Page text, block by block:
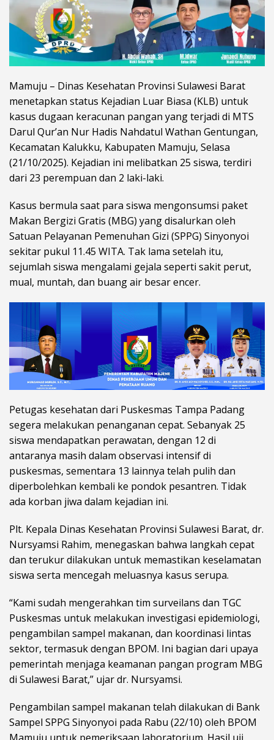
Mamuju – Dinas Kesehatan Provinsi Sulawesi Barat
menetapkan status Kejadian Luar Biasa (KLB) untuk
kasus dugaan keracunan pangan yang terjadi di MTS
Darul Qur’an Nur Hadis Nahdatul Wathan Gentungan,
Kecamatan Kalukku, Kabupaten Mamuju, Selasa
(21/10/2025). Kejadian ini melibatkan 25 siswa, terdiri
dari 23 perempuan dan 2 laki-laki.
Kasus bermula saat para siswa mengonsumsi paket
Makan Bergizi Gratis (MBG) yang disalurkan oleh
Satuan Pelayanan Pemenuhan Gizi (SPPG) Sinyonyoi
sekitar pukul 11.45 WITA. Tak lama setelah itu,
sejumlah siswa mengalami gejala seperti sakit perut,
mual, muntah, dan buang air besar encer.
Petugas kesehatan dari Puskesmas Tampa Padang
segera melakukan penanganan cepat. Sebanyak 25
siswa mendapatkan perawatan, dengan 12 di
antaranya masih dalam observasi intensif di
puskesmas, sementara 13 lainnya telah pulih dan
diperbolehkan kembali ke pondok pesantren. Tidak
ada korban jiwa dalam kejadian ini.
Plt. Kepala Dinas Kesehatan Provinsi Sulawesi Barat, dr.
Nursyamsi Rahim, menegaskan bahwa langkah cepat
dan terukur dilakukan untuk memastikan keselamatan
siswa serta mencegah meluasnya kasus serupa.
“Kami sudah mengerahkan tim surveilans dan TGC
Puskesmas untuk melakukan investigasi epidemiologi,
pengambilan sampel makanan, dan koordinasi lintas
sektor, termasuk dengan BPOM. Ini bagian dari upaya
pemerintah menjaga keamanan pangan program MBG
di Sulawesi Barat,” ujar dr. Nursyamsi.
Pengambilan sampel makanan telah dilakukan di Bank
Sampel SPPG Sinyonyoi pada Rabu (22/10) oleh BPOM
Mamuju untuk pemeriksaan laboratorium. Hasil uji